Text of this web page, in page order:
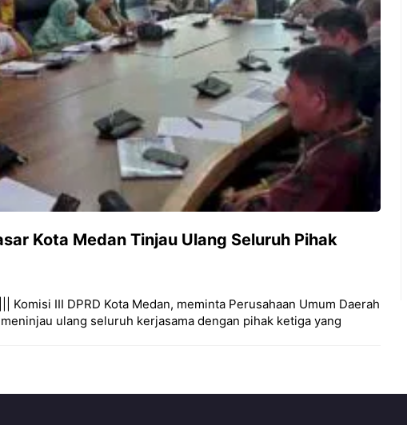
Kota Medan Tinjau Ulang Seluruh Pihak
Komisi III DPRD Kota Medan, meminta Perusahaan Umum Daerah
ulang seluruh kerjasama dengan pihak ketiga yang